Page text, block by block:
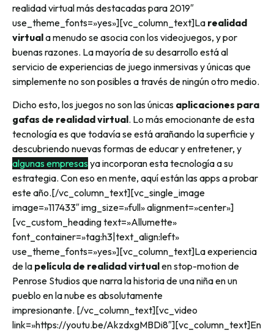
realidad virtual más destacadas para 2019″
use_theme_fonts=»yes»][vc_column_text]La realidad
virtuala menudo se asocia con los videojuegos, y por
buenas razones. La mayoría de su desarrollo está al
servicio de experiencias de juego inmersivas y únicas que
simplemente no son posibles a través de ningún otro medio.
Dicho esto, los juegos no son las únicas aplicaciones para
gafas de realidad virtual. Lo más emocionante de esta
tecnología es que todavía se está arañando la superficie y
descubriendo nuevas formas de educar y entretener, y
algunas empresas ya incorporan esta tecnología a su
estrategia. Con eso en mente, aquí están las apps a probar
este año.[/vc_column_text][vc_single_image
image=»117433″ img_size=»full» alignment=»center»]
[vc_custom_heading text=»Allumette»
font_container=»tag:h3|text_align:left»
use_theme_fonts=»yes»][vc_column_text]La experiencia
de la película de realidad virtualen stop-motion de
Penrose Studios que narra la historia de una niña en un
pueblo en la nube es absolutamente
impresionante. [/vc_column_text][vc_video
link=»https://youtu.be/AkzdxgMBDi8″][vc_column_text]En